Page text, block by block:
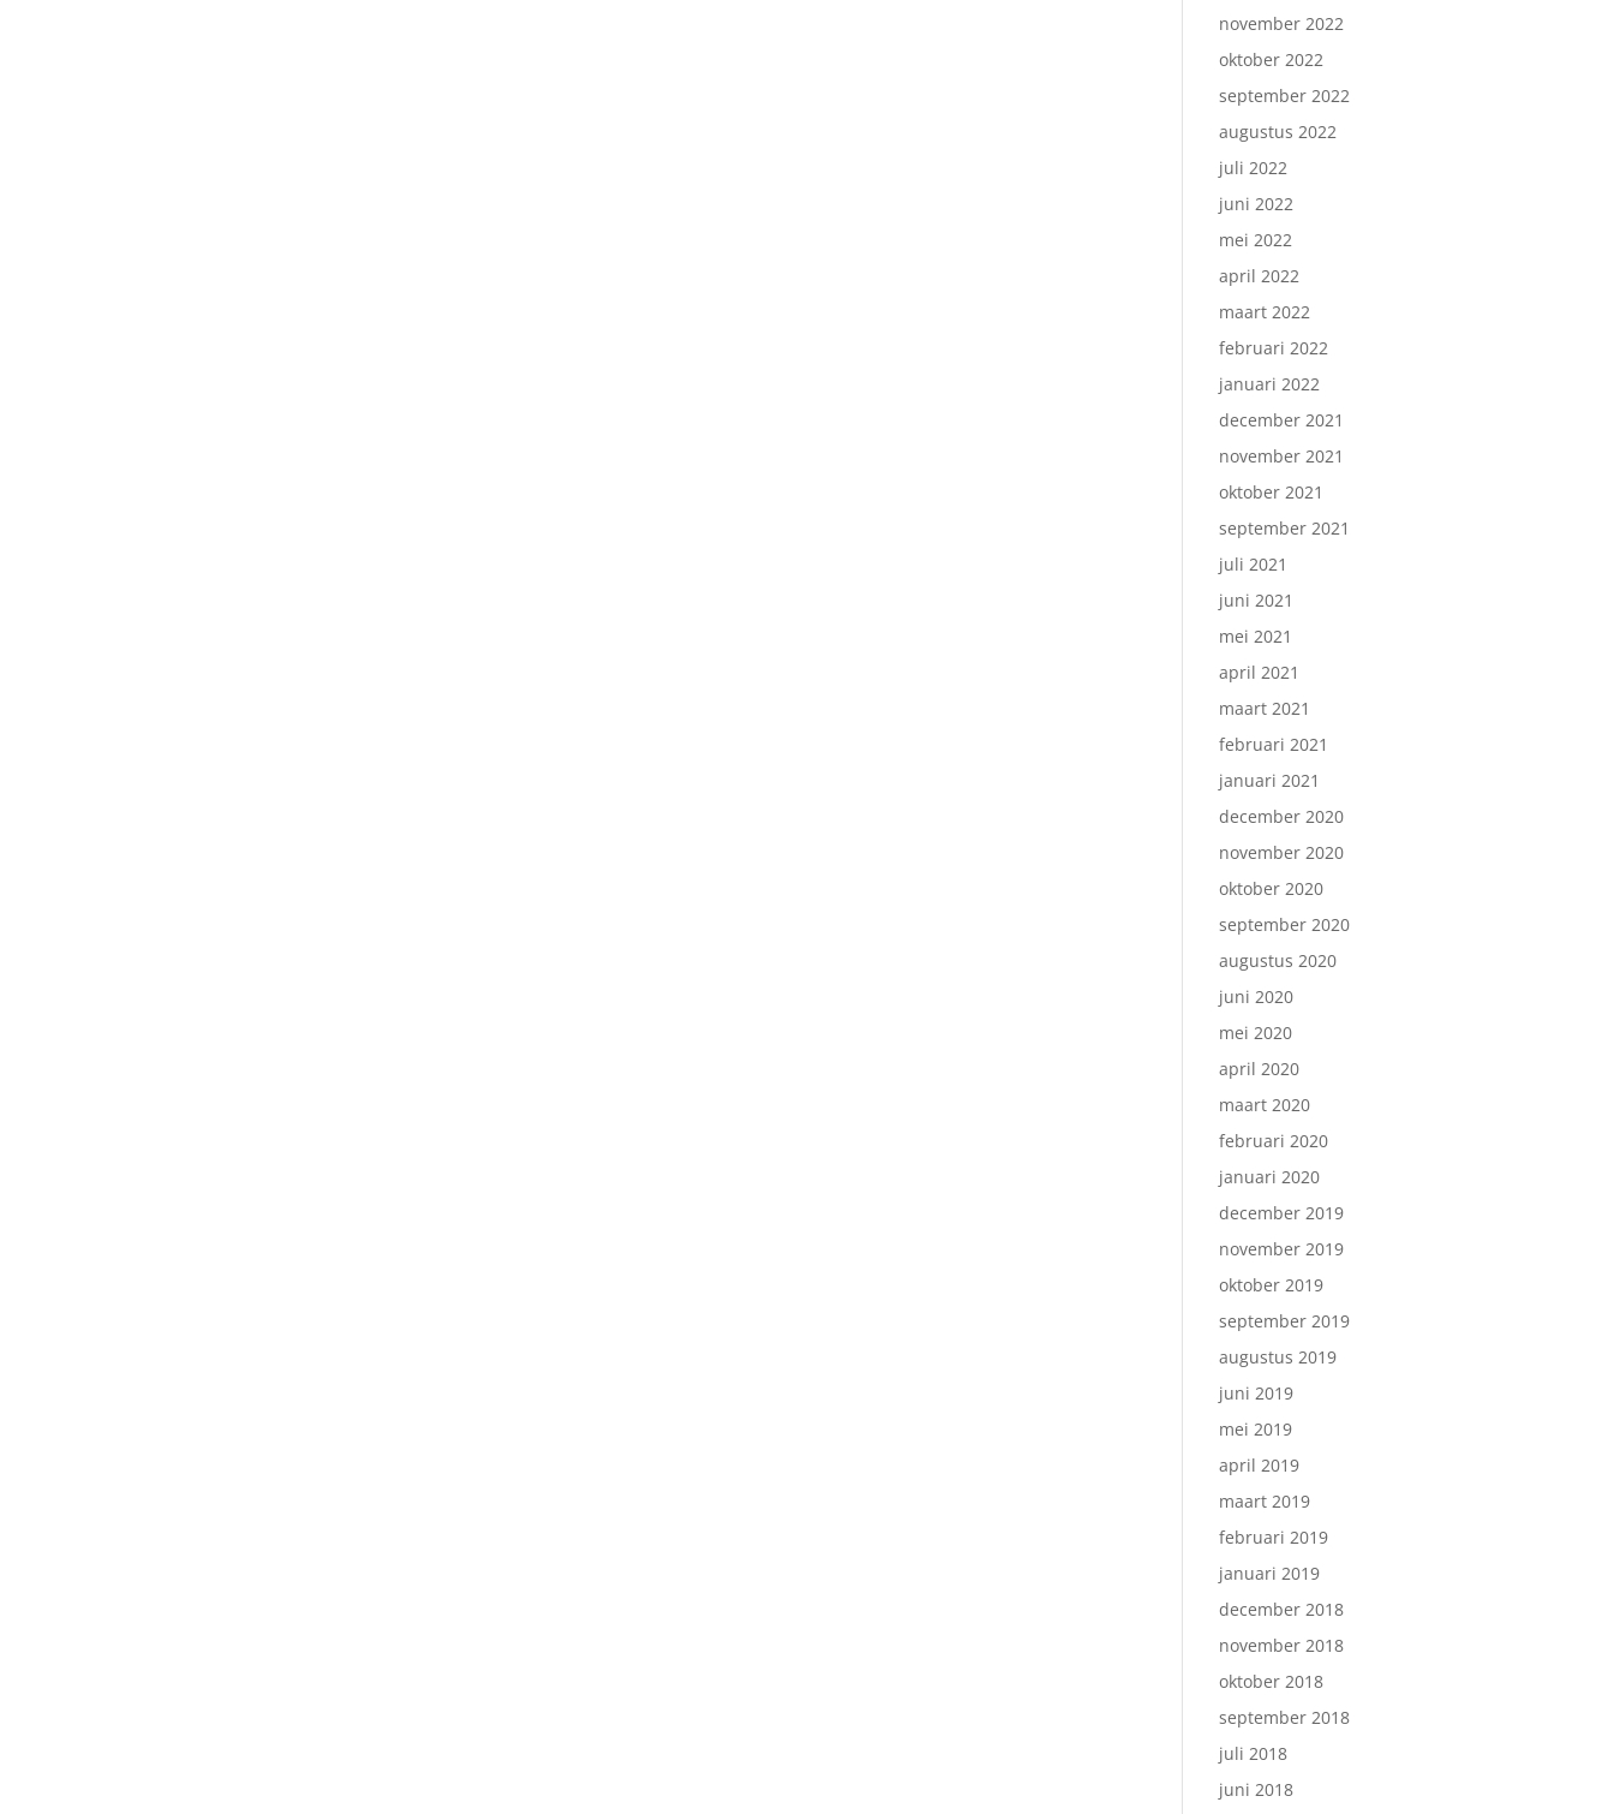
november 2022
oktober 2022
september 2022
augustus 2022
juli 2022
juni 2022
mei 2022
april 2022
maart 2022
februari 2022
januari 2022
december 2021
november 2021
oktober 2021
september 2021
juli 2021
juni 2021
mei 2021
april 2021
maart 2021
februari 2021
januari 2021
december 2020
november 2020
oktober 2020
september 2020
augustus 2020
juni 2020
mei 2020
april 2020
maart 2020
februari 2020
januari 2020
december 2019
november 2019
oktober 2019
september 2019
augustus 2019
juni 2019
mei 2019
april 2019
maart 2019
februari 2019
januari 2019
december 2018
november 2018
oktober 2018
september 2018
juli 2018
juni 2018